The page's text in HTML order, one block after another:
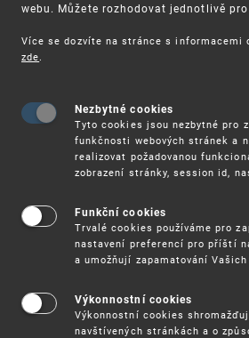
UPV
vzory
On-line databáze
webu. Můžete rozhodovat jednotlivě
Více se dozvíte na stránce s informacemi
zde.
Nezbytné cookies
Tyto cookies jsou nezbytné pro
funkčnosti webových stránek a
realizovat požadovanou
zobrazení stránky, session id,
Funkční cookies
Trvalé cookies používáme pro
nastavení preferencí pro příští
a umožňují zapamatování Vašich
Výkonnostní cookies
Výkonnostní cookies
navštívených stránkách a o